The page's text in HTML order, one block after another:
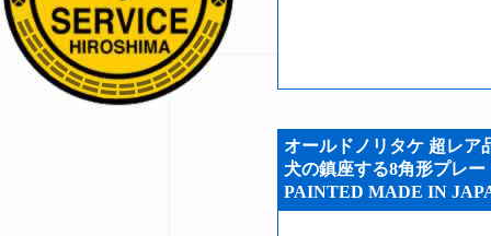
オールドノリタケ 超レア
犬の鎮座する8角形プレ
PAINTED MADE IN